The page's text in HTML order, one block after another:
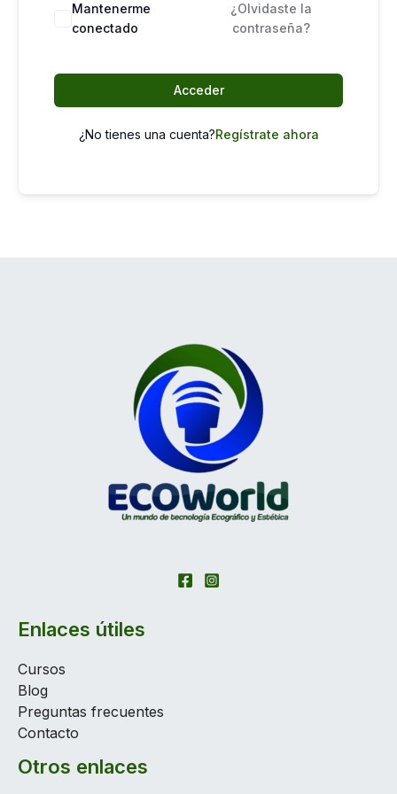
Mantenerme
conectado
¿Olvidaste la
contraseña?
Acceder
¿No tienes una cuenta?Regístrate ahora
Enlaces útiles
Cursos
Blog
Preguntas frecuentes
Contacto
Otros enlaces